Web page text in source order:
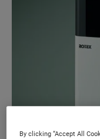
By clicking “Accept All